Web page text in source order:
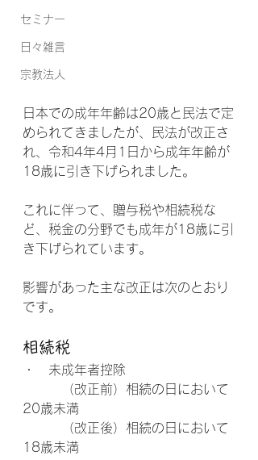
セミナー
日々雑言
宗教法人
日本での成年年齢は20歳と民法で定
められてきましたが、民法が改正さ
れ、令和4年4月1日から成年年齢が
18歳に引き下げられました。
これに伴って、贈与税や相続税な
ど、税金の分野でも成年が18歳に引
き下げられています。
影響があった主な改正は次のとおり
です。
相続税
・　未成年者控除
（改正前）相続の日において
20歳未満
（改正後）相続の日において
18歳未満